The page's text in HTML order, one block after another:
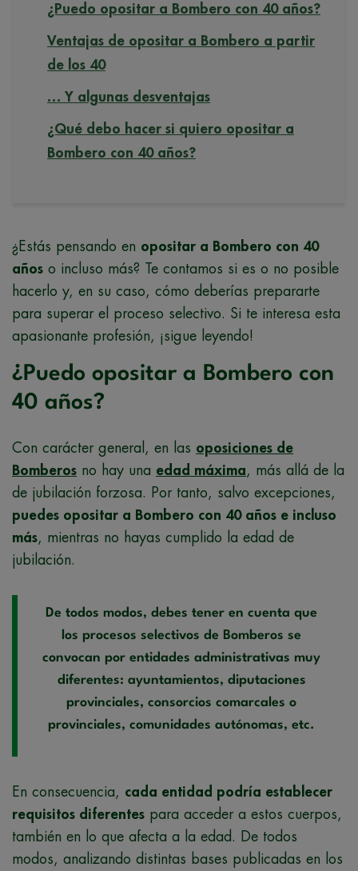
¿Puedo opositar a Bombero con 40 años?
Ventajas de opositar a Bombero a partir
de los 40
… Y algunas desventajas
¿Qué debo hacer si quiero opositar a
Bombero con 40 años?
¿Estás pensando en opositar a Bombero con 40
años o incluso más? Te contamos si es o no posible
hacerlo y, en su caso, cómo deberías prepararte
para superar el proceso selectivo. Si te interesa esta
apasionante profesión, ¡sigue leyendo!
¿Puedo opositar a Bombero con
40 años?
Con carácter general, en las oposiciones de
Bomberos no hay una edad máxima, más allá de la
de jubilación forzosa. Por tanto, salvo excepciones,
puedes opositar a Bombero con 40 años e incluso
más, mientras no hayas cumplido la edad de
jubilación.
De todos modos, debes tener en cuenta que
los procesos selectivos de Bomberos se
convocan por entidades administrativas muy
diferentes: ayuntamientos, diputaciones
provinciales, consorcios comarcales o
provinciales, comunidades autónomas, etc.
En consecuencia, cada entidad podría establecer
requisitos diferentes para acceder a estos cuerpos,
también en lo que afecta a la edad. De todos
modos, analizando distintas bases publicadas en los